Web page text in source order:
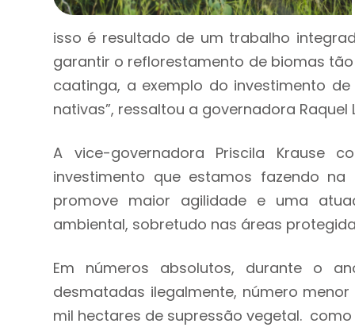
isso é resultado de um trabalho
garantir o reflorestamento de biomas
caatinga, a exemplo do investimento
nativas”, ressaltou a governadora Raquel
A vice-governadora Priscila Krause
investimento que estamos fazendo
promove maior agilidade e uma
ambiental, sobretudo nas áreas
Em números absolutos, durante o
desmatadas ilegalmente, número
mil hectares de supressão vegetal.